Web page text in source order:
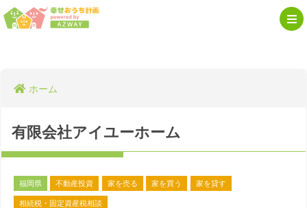
ホーム
有限会社アイユーホーム
福岡県 不動産投資 家を売る 家を買う 家を貸す
相続税・固定資産税相談